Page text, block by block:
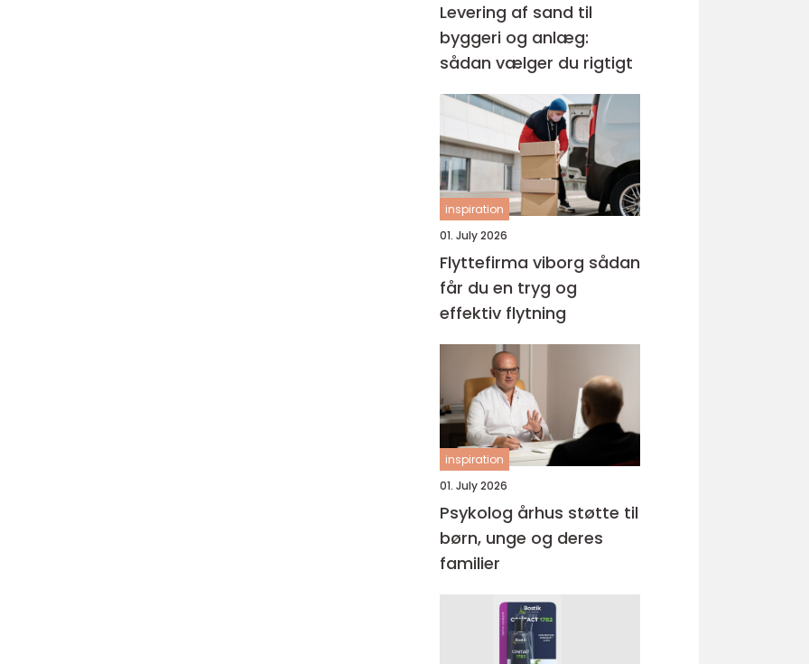
Levering af sand til
byggeri og anlæg:
sådan vælger du rigtigt
inspiration
01. July 2026
Flyttefirma viborg sådan
får du en tryg og
effektiv flytning
inspiration
01. July 2026
Psykolog århus støtte til
børn, unge og deres
familier